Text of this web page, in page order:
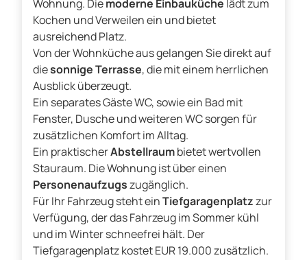
Wohnung. Diemoderne Einbauküche lädt zum
Kochen und Verweilen ein und bietet
ausreichend Platz.
Von der Wohnküche aus gelangen Sie direkt auf
diesonnige Terrasse, die mit einem herrlichen
Ausblick überzeugt.
Ein separates Gäste WC, sowie ein Bad mit
Fenster, Dusche und weiteren WC sorgen für
zusätzlichen Komfort im Alltag.
Ein praktischerAbstellraumbietet wertvollen
Stauraum. Die Wohnung ist über einen
Personenaufzugszugänglich.
Für Ihr Fahrzeug steht einTiefgaragenplatzzur
Verfügung, der das Fahrzeug im Sommer kühl
und im Winter schneefrei hält. Der
Tiefgaragenplatz kostet EUR 19.000 zusätzlich.